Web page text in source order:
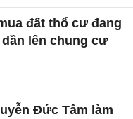
đất thổ cư đang
lên chung cư
Đức Tâm làm